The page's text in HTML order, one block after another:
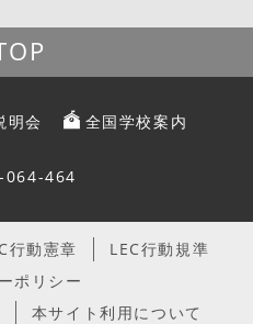
明会 全国学校案内
064-464
行動憲章
LEC行動規準
ポリシー
本サイト利用について